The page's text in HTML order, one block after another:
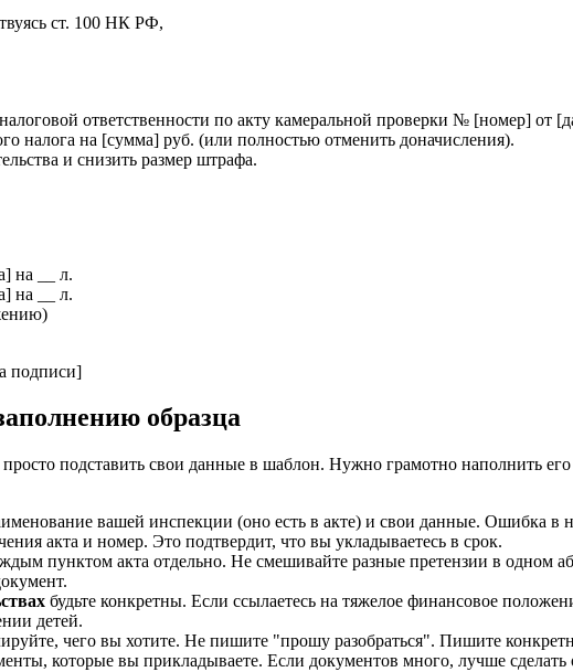
ст. 100 НК РФ,
ответственности по акту камеральной проверки № [номер] от
налога на [сумма] руб. (или полностью отменить доначисления).
и снизить размер штрафа.
на __ л.
на __ л.
подписи]
образца
подставить свои данные в шаблон. Нужно грамотно наполнить
вашей инспекции (оно есть в акте) и свои данные. Ошибка в
акта и номер. Это подтвердит, что вы укладываетесь в срок.
пунктом акта отдельно. Не смешивайте разные претензии в
будьте конкретны. Если ссылаетесь на тяжелое финансовое
детей.
чего вы хотите. Не пишите "прошу разобраться". Пишите
которые вы прикладываете. Если документов много, лучше сделать